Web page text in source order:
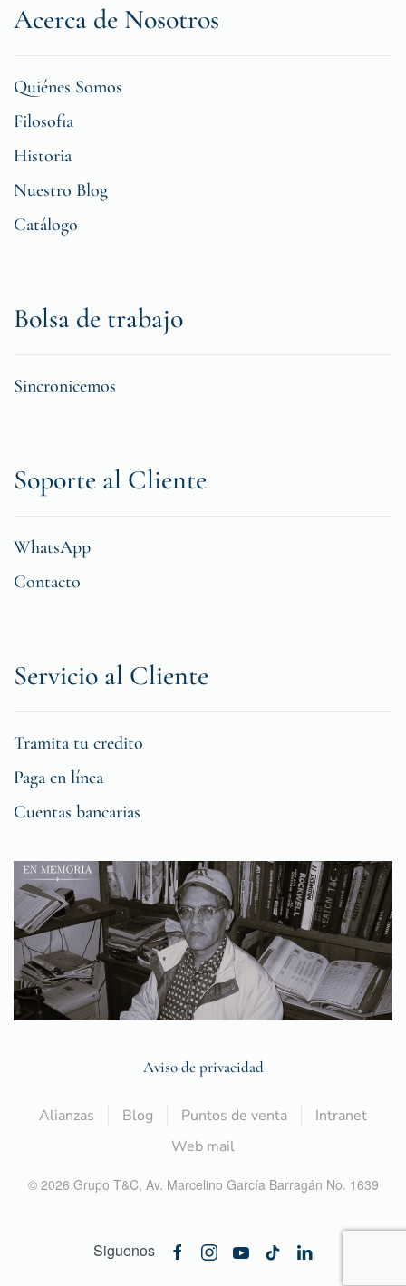
Acerca de Nosotros
Quiénes Somos
Filosofia
Historia
Nuestro Blog
Catálogo
Bolsa de trabajo
Sincronicemos
Soporte al Cliente
WhatsApp
Contacto
Servicio al Cliente
Tramita tu credito
Paga en línea
Cuentas bancarias
Aviso de privacidad
Alianzas Blog Puntos de venta
Intranet
Web mail
© 2026 Grupo T&C, Av. Marcelino García Barragán No. 1639
Siguenos